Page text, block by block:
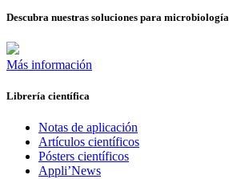
Descubra nuestras soluciones para microbiología
Más información
Librería científica
Notas de aplicación
Artículos científicos
Pósters científicos
Appli’News